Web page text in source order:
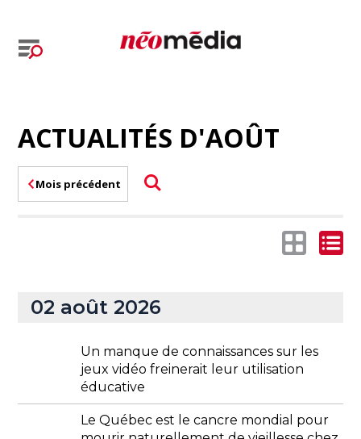
ACTUALITÉS D'AOÛT
Mois précédent
02 août 2026
Un manque de connaissances sur les
jeux vidéo freinerait leur utilisation
éducative
Le Québec est le cancre mondial pour